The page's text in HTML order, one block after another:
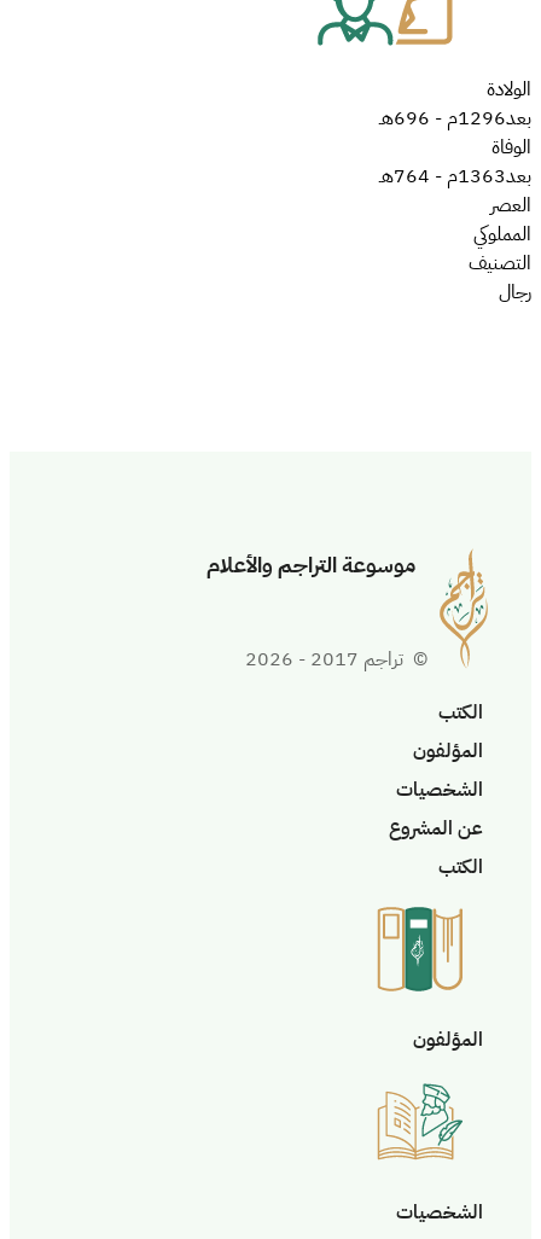
الولادة
بعد1296م - 696هـ
الوفاة
بعد1363م - 764هـ
العصر
المملوكي
التصنيف
رجال
موسوعة التراجم والأعلام
© تراجم 2017 - 2026
الكتب
المؤلفون
الشخصيات
عن المشروع
الكتب
المؤلفون
الشخصيات